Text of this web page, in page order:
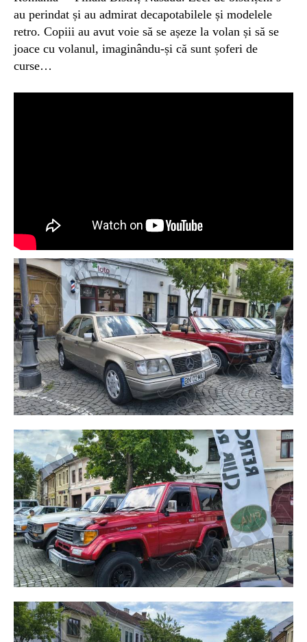
au perindat și au admirat decapotabilele și modelele
retro. Copiii au avut voie să se așeze la volan și să se
joace cu volanul, imaginându-și că sunt șoferi de
curse…